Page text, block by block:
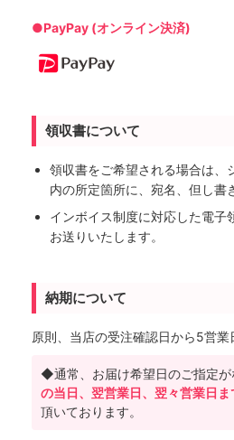
●PayPay (オンライン決済)
領収書について
領収書をご希望される場合は、
内の所定箇所に、宛名、但し書
インボイス制度に対応した電子
お送りいたします。
納期について
原則、当店の受注確認日から5営業
◆通常、お届け希望日のご指定が
の当日、翌営業日、翌々営業日
頂いております。